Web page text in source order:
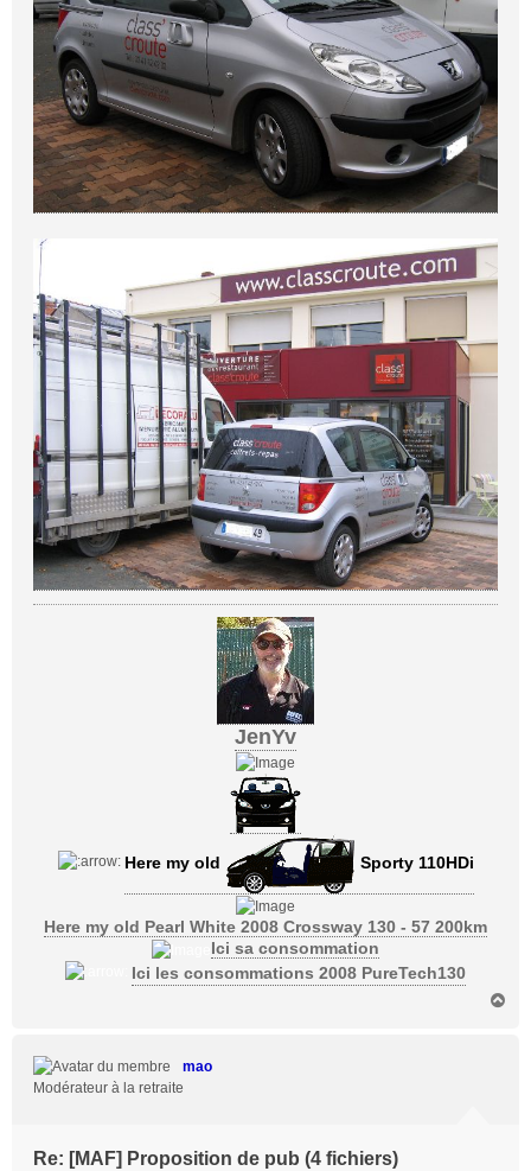
JenYv
Here my old Sporty 110HDi
Here my old Pearl White 2008 Crossway 130 - 57 200km
Ici sa consommation
Ici les consommations 2008 PureTech130
mao
Modérateur à la retraite
Re: [MAF] Proposition de pub (4 fichiers)